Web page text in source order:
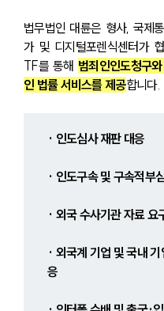
법무법인 대륜은 형사, 국제
가 및 디지털포렌식센터가
TF를 통해 범죄인인도청구
인 법률 서비스를 제공합니다.
· 인도심사 재판 대응
· 인도구속 및 구속적부
· 외국 수사기관 자료
· 외국계 기업 및 국내
응